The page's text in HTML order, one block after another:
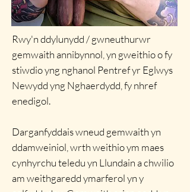
Rwy'n ddylunydd / gwneuthurwr
gemwaith annibynnol, yn gweithio o fy
stiwdio yng nghanol Pentref yr Eglwys
Newydd yng Nghaerdydd, fy nhref
enedigol.
Darganfyddais wneud gemwaith yn
ddamweiniol, wrth weithio ym maes
cynhyrchu teledu yn Llundain a chwilio
am weithgaredd ymarferol yn y